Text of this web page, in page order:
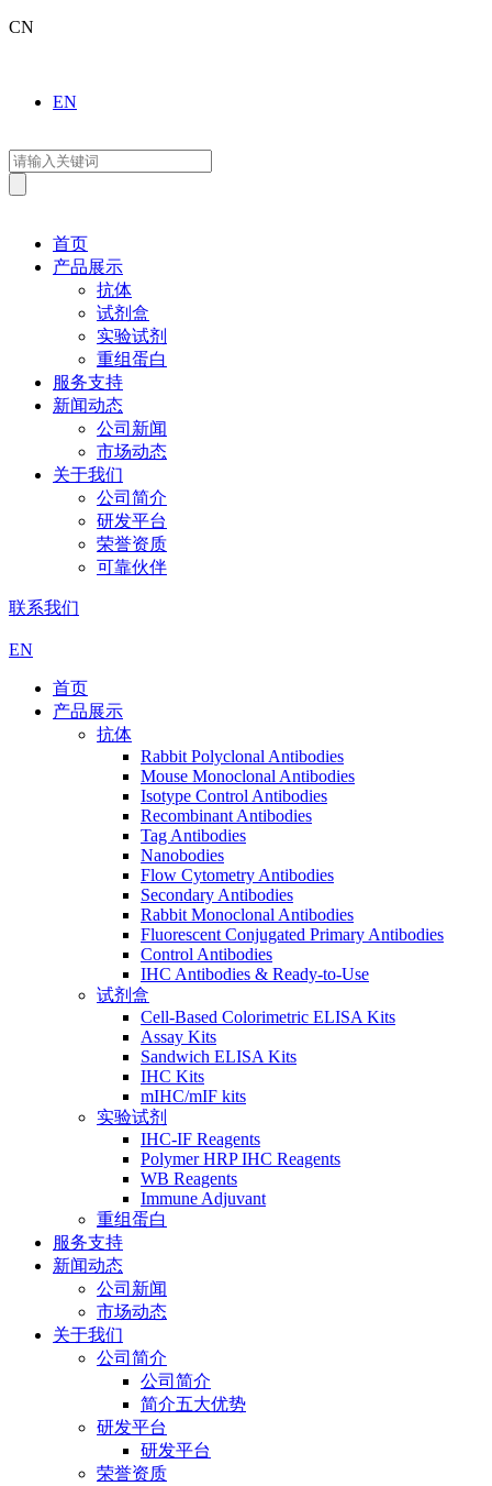
CN
EN
首页
产品展示
抗体
试剂盒
实验试剂
重组蛋白
服务支持
新闻动态
公司新闻
市场动态
关于我们
公司简介
研发平台
荣誉资质
可靠伙伴
联系我们
EN
首页
产品展示
抗体
Rabbit Polyclonal Antibodies
Mouse Monoclonal Antibodies
Isotype Control Antibodies
Recombinant Antibodies
Tag Antibodies
Nanobodies
Flow Cytometry Antibodies
Secondary Antibodies
Rabbit Monoclonal Antibodies
Fluorescent Conjugated Primary Antibodies
Control Antibodies
IHC Antibodies & Ready-to-Use
试剂盒
Cell-Based Colorimetric ELISA Kits
Assay Kits
Sandwich ELISA Kits
IHC Kits
mIHC/mIF kits
实验试剂
IHC-IF Reagents
Polymer HRP IHC Reagents
WB Reagents
Immune Adjuvant
重组蛋白
服务支持
新闻动态
公司新闻
市场动态
关于我们
公司简介
公司简介
简介五大优势
研发平台
研发平台
荣誉资质